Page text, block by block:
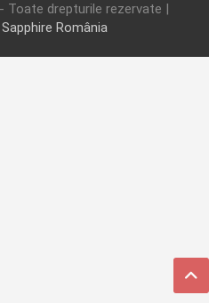
Toate drepturile rezervate |
Sapphire România